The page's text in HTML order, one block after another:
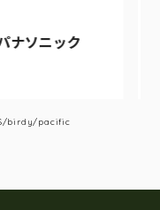
ソニック
birdy/pacific